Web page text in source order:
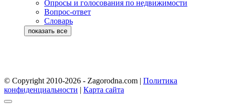
Опросы и голосования по недвижимости
Вопрос-ответ
Словарь
© Copyright 2010-2026 - Zagorodna.com | Политика
конфиденциальности | Карта сайта